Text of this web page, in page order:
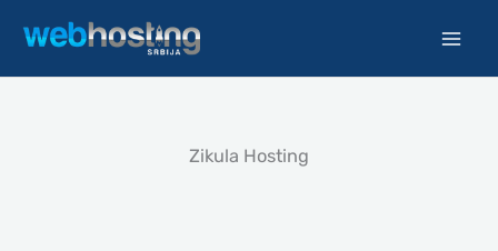
sadržaj
Zikula Hosting